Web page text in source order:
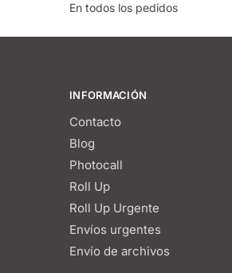
En todos los pedidos
INFORMACIÓN
Contacto
Blog
Photocall
Roll Up
Roll Up Urgente
Envíos urgentes
Envío de archivos